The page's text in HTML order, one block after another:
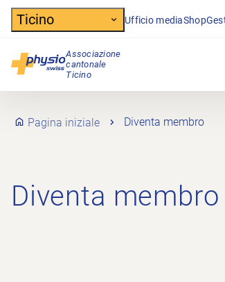
Header
Ticino Ufficio mediaShop
Associazione
cantonale
Ticino
Navigazione
Pagina iniziale Diventa membro
Diventa membro